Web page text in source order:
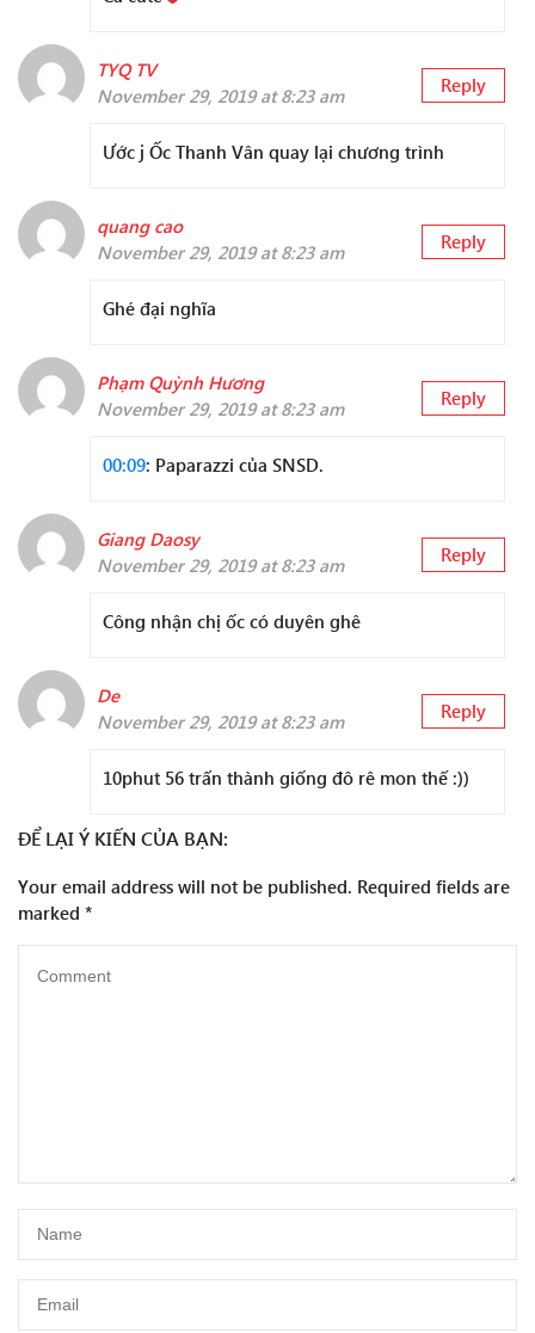
TYQ TV
November 29, 2019 at 8:23 am
Reply
Ước j Ốc Thanh Vân quay lại chương trình
quang cao
November 29, 2019 at 8:23 am
Reply
Ghé đại nghĩa
Phạm Quỳnh Hương
November 29, 2019 at 8:23 am
Reply
00:09: Paparazzi của SNSD.
Giang Daosy
November 29, 2019 at 8:23 am
Reply
Công nhận chị ốc có duyên ghê
De
November 29, 2019 at 8:23 am
Reply
10phut 56 trấn thành giống đô rê mon thế :))
ĐỂ LẠI Ý KIẾN CỦA BẠN:
Your email address will not be published. Required fields are
marked *